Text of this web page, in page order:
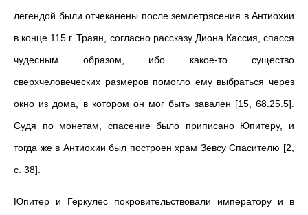
легендой были отчеканены после землетрясения в Антиохии
в конце 115 г. Траян, согласно рассказу Диона Кассия, спасся
чудесным образом, ибо какое-то существо
сверхчеловеческих размеров помогло ему выбраться через
окно из дома, в котором он мог быть завален [15, 68.25.5].
Судя по монетам, спасение было приписано Юпитеру, и
тогда же в Антиохии был построен храм Зевсу Спасителю [2,
с. 38].
Юпитер и Геркулес покровительствовали императору и в